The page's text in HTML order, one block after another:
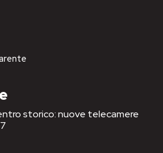
storico: nuove telecamere